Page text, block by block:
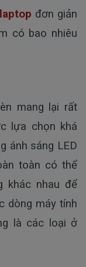
đơn giản
có bao nhiêu
mang lại rất
lựa chọn khá
ánh sáng LED
toàn có thể
khác nhau để
dòng máy tính
là các loại ở